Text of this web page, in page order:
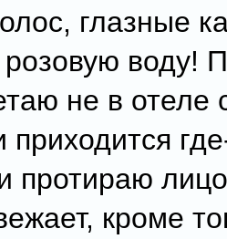
глазные
воду!
не в отеле
приходится
протираю
кроме